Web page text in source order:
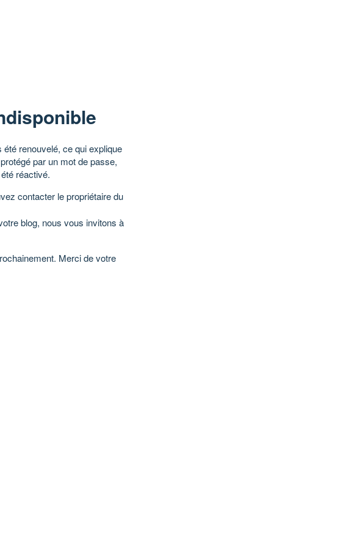
été renouvelé, ce qui explique
par un mot de passe,
réactivé.
contacter le propriétaire du
blog, nous vous invitons à
Merci de votre